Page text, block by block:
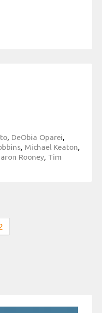
, DeObia Oparei,
, Michael Keaton,
Rooney, Tim